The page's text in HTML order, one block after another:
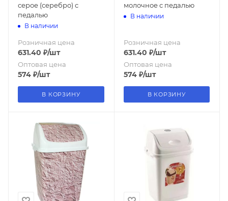
серое (серебро) с
педалью
В наличии
Розничная цена
631.40 ₽/шт
Оптовая цена
574 ₽/шт
В КОРЗИНУ
молочное с педалью
В наличии
Розничная цена
631.40 ₽/шт
Оптовая цена
574₽/шт
В КОРЗИНУ